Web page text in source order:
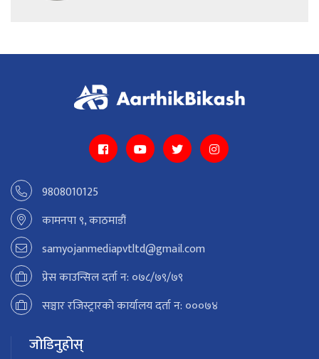
9808010125
कामनपा ९, काठमाडौं
samyojanmediapvtltd@gmail.com
प्रेस काउन्सिल दर्ता न: ०७८/७९/७९
सञ्चार रजिस्ट्रारको कार्यालय दर्ता न: ०००७४
जोडिनुहोस्